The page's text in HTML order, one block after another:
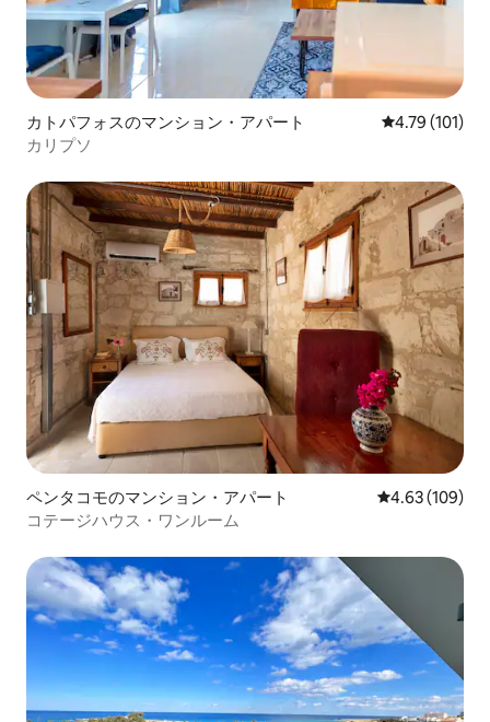
カトパフォスのマンション・アパート レビュー101
4.79 (101)
カリプソ
ペンタコモのマンション・アパート レビュー109
4.63 (109)
コテージハウス・ワンルーム